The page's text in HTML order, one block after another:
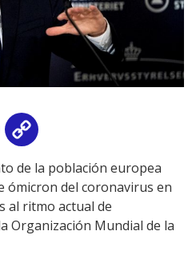
Email
Link
de la población europea
ómicron del coronavirus en
al ritmo actual de
Organización Mundial de la